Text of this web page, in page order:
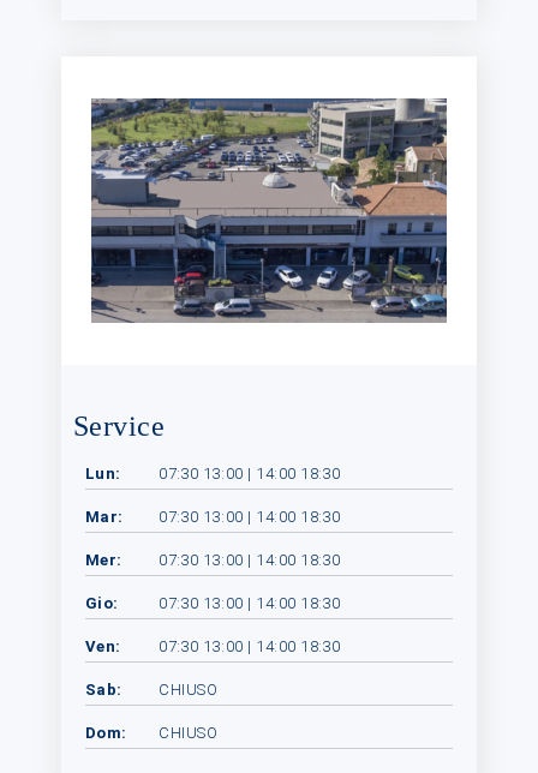
Service
Lun: 07:30 13:00 | 14:00 18:30
Mar: 07:30 13:00 | 14:00 18:30
Mer: 07:30 13:00 | 14:00 18:30
Gio: 07:30 13:00 | 14:00 18:30
Ven: 07:30 13:00 | 14:00 18:30
Sab: CHIUSO
Dom: CHIUSO